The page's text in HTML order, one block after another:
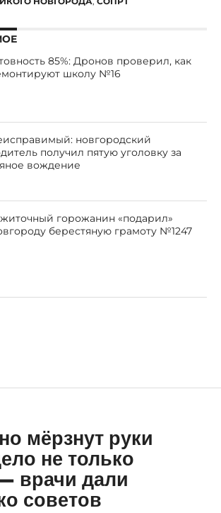
85%: Дронов проверил, как
школу №16
новгородский
получил пятую уголовку за
вождение
горожанин «подарил»
берестяную грамоту №1247
мёрзнут руки
не только
врачи дали
советов